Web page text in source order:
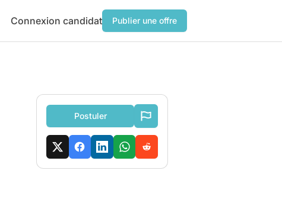
Connexion candidat Publier une offre
Postuler